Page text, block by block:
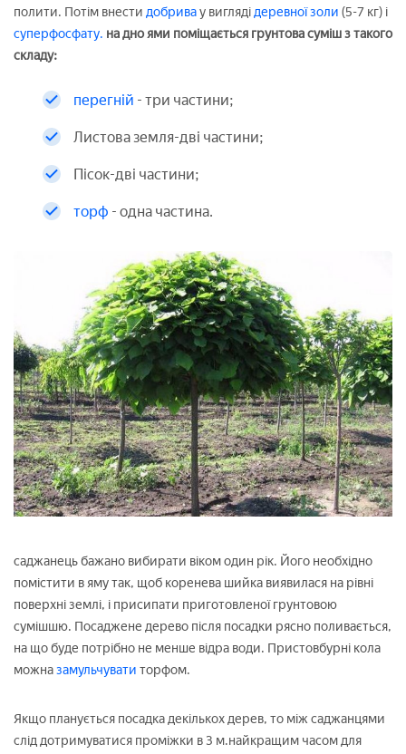
полити. Потім внести добривау виглядідеревної золи (5-7 кг) і
суперфосфату. на дно ями поміщається грунтова суміш з такого
складу:
перегній - три частини;
Листова земля-дві частини;
Пісок-дві частини;
торф - одна частина.
саджанець бажано вибирати віком один рік. Його необхідно
помістити в яму так, щоб коренева шийка виявилася на рівні
поверхні землі, і присипати приготовленої грунтовою
сумішшю. Посаджене дерево після посадки рясно поливається,
на що буде потрібно не менше відра води. Пристовбурні кола
можназамульчувати торфом.
Якщо планується посадка декількох дерев, то між саджанцями
слід дотримуватися проміжки в 3 м.найкращим часом для